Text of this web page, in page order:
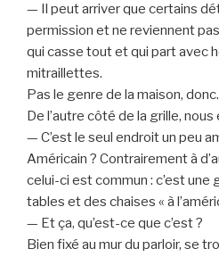
— Il peut arriver que certains
permission et ne reviennent
qui casse tout et qui part avec
mitraillettes.
Pas le genre de la maison, donc.
De l’autre côté de la grille,
— C’est le seul endroit un peu
Américain ? Contrairement à
celui-ci est commun : c’est une
tables et des chaises « à
— Et ça, qu’est-ce que c’est ?
Bien fixé au mur du parloir, se